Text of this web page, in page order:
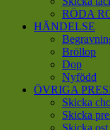
RÖDA
HÄNDELSE
Bröllop
Dop
Nyfödd
ÖVRIGA
Skicka
Skicka
Skicka